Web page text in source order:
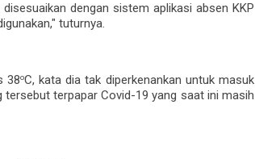
dengan sistem aplikasi absen KKP
tuturnya.
38oC, kata dia tak diperkenankan untuk masuk
terpapar Covid-19 yang saat ini masih